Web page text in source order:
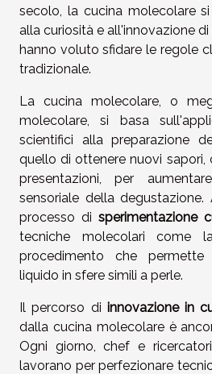
secolo, la cucina molecolare
alla curiosità e all'innovazione
hanno voluto sfidare le regole
tradizionale.
La cucina molecolare, o
molecolare, si basa
scientifici alla preparazione
quello di ottenere nuovi sapori,
presentazioni, per
sensoriale della
processo di sperimentazione
tecniche molecolari come
procedimento che
liquido in sfere simili a perle.
Il percorso di innovazione in
dalla cucina molecolare è
Ogni giorno, chef e
lavorano per perfezionare